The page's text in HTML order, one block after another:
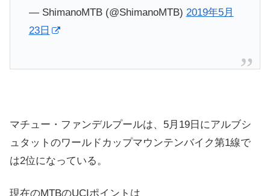
— ShimanoMTB (@ShimanoMTB) 2019年5月
23日
マチュー・ファンデルプールは、5月19日にアルブシ
ュタットのワールドカップマウンテンバイク第1線で
は2位になっている。
現在のMTBのUCIポイントは